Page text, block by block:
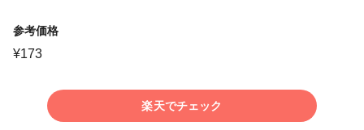
参考価格
¥173
楽天でチェック